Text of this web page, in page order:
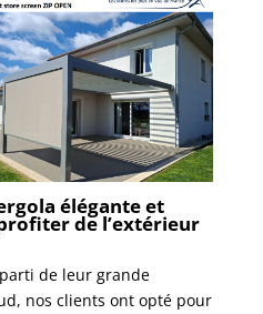
élégante et
de l’extérieur
de leur grande
nos clients ont opté pour